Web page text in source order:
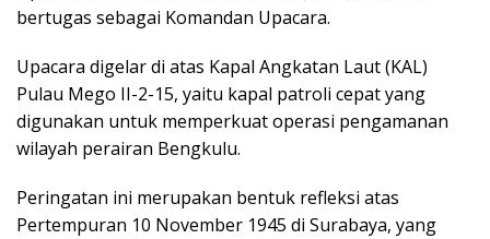
bertugas sebagai Komandan Upacara.
Upacara digelar di atas Kapal Angkatan Laut (KAL)
Pulau Mego II-2-15, yaitu kapal patroli cepat yang
digunakan untuk memperkuat operasi pengamanan
wilayah perairan Bengkulu.
Peringatan ini merupakan bentuk refleksi atas
Pertempuran 10 November 1945 di Surabaya, yang